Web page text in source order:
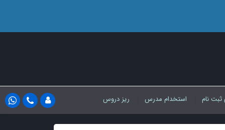
ثبت نام استخدام مدرس ریز دروس